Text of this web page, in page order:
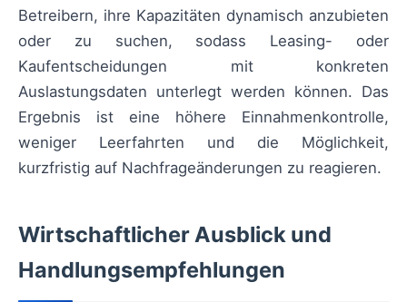
Betreibern, ihre Kapazitäten dynamisch anzubieten
oder zu suchen, sodass Leasing- oder
Kaufentscheidungen mit konkreten
Auslastungsdaten unterlegt werden können. Das
Ergebnis ist eine höhere Einnahmenkontrolle,
weniger Leerfahrten und die Möglichkeit,
kurzfristig auf Nachfrageänderungen zu reagieren.
Wirtschaftlicher Ausblick und
Handlungsempfehlungen